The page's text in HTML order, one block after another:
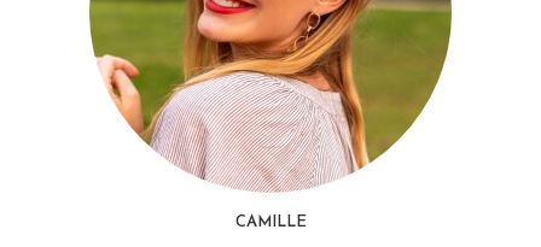
CAMILLE